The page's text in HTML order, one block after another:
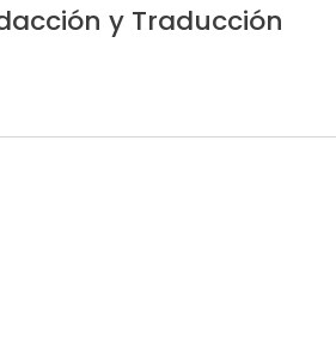
y Traducción